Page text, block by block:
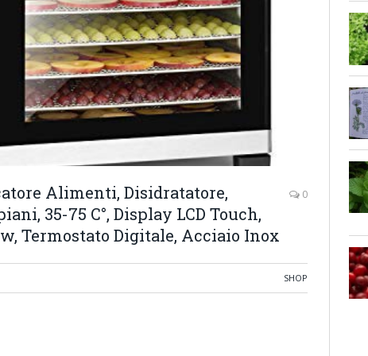
Alimenti, Disidratatore,
35-75 C°, Display LCD Touch,
Termostato Digitale, Acciaio Inox
0
SHOP